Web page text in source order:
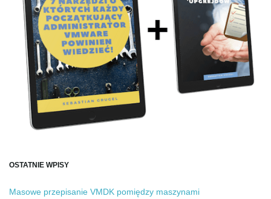
OSTATNIE WPISY
Masowe przepisanie VMDK pomiędzy maszynami